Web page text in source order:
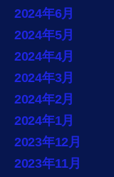
2024年6月
2024年5月
2024年4月
2024年3月
2024年2月
2024年1月
2023年12月
2023年11月